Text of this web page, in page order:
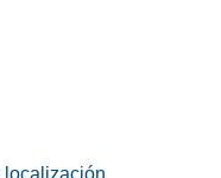
localización